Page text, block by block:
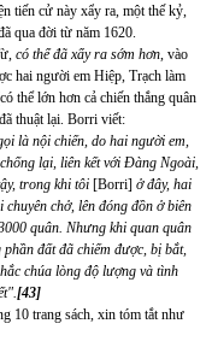
tiến cử này xẩy ra, một thế kỷ,
qua đời từ năm 1620.
có thể đã xẩy ra sớm hơn, vào
hai người em Hiệp, Trạch làm
thể lớn hơn cả chiến thắng quân
thuật lại. Borri viết:
là nội chiến, do hai người em,
lại, liên kết với Đàng Ngoài,
trong khi tôi [Borri] ở đây, hai
chở, lên đóng đồn ở biên
quân. Nhưng khi quan quân
đất đã chiếm được, bị bắt,
chúa lòng độ lượng và tình
[43]
10 trang sách, xin tóm tắt như